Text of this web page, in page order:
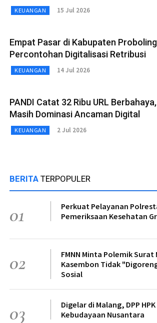
KEUANGAN 15 Jul 2026
Empat Pasar di Kabupaten
Percontohan Digitalisasi Retribusi
KEUANGAN 14 Jul 2026
PANDI Catat 32 Ribu URL
Masih Dominasi Ancaman Digital
KEUANGAN 2 Jul 2026
BERITA TERPOPULER
01
Perkuat Pelayanan
Pemeriksaan Kesehatan
02
FMNN Minta Polemik Surat
Kasembon Tidak
Sosial
03
Digelar di Malang, DPP
Kebudayaan Nusantara